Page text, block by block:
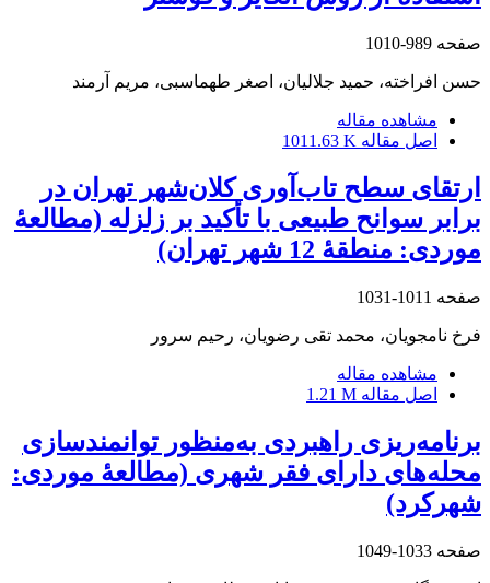
صفحه 989-1010
حسن افراخته، حمید جلالیان، اصغر طهماسبی، مریم آرمند
مشاهده مقاله
اصل مقاله 1011.63 K
ارتقای سطح تاب‌آوری کلان‌شهر تهران در
برابر سوانح طبیعی با تأکید بر زلزله (مطالعۀ
موردی: منطقۀ 12 شهر تهران)
صفحه 1011-1031
فرخ نامجویان، محمد تقی رضویان، رحیم سرور
مشاهده مقاله
اصل مقاله 1.21 M
برنامه‌ریزی راهبردی به‌منظور توانمندسازی
محله‌های دارای فقر شهری (مطالعۀ موردی:
شهرکرد)
صفحه 1033-1049